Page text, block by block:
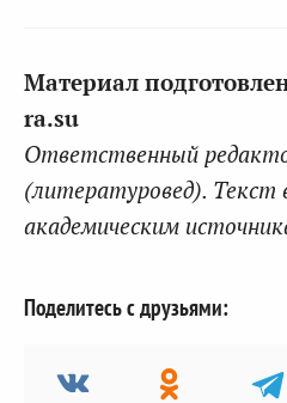
Материал
ra.su
Ответственный
(литературовед). Текст
академическим
Поделитесь с друзьями: